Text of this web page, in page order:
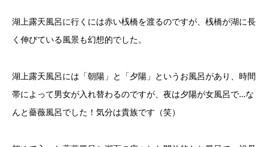
湖上露天風呂に行くには赤い桟橋を渡るのですが、桟橋が湖に長
く伸びている風景も幻想的でした。
湖上露天風呂には「朝陽」と「夕陽」というお風呂があり、時間
帯によって男女が入れ替わるのですが、夜は夕陽が女風呂で…な
んと薔薇風呂でした！気分は貴族です（笑）